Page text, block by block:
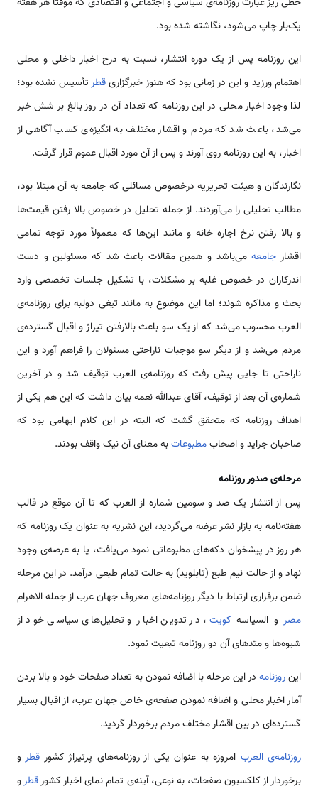
خطی ریز عبارت روزنامه‌ی سیاسی و اجتماعی و اقتصادی که موقتاً هر هفته
یک‌بار چاپ می‌شود، نگاشته شده بود.
این روزنامه پس از یک دوره انتشار، نسبت به درج اخبار داخلی و محلی
اهتمام ورزید و این در زمانی بود که هنوز خبرگزاریقطرتأسیس نشده بود؛
لذا وجود اخبار محلی در این روزنامه که تعداد آن‌ در روز بالغ بر شش خبر
می‌شد، باعث شد که مردم و اقشار مختلف به انگیزه‌ی کسب آگاهی از
اخبار، به این روزنامه روی آورند و پس از آن مورد اقبال عموم قرار گرفت.
نگارندگان و هیئت تحریریه درخصوص مسائلی كه جامعه به آن مبتلا بود،
مطالب تحلیلی را می‌آوردند. از جمله تحلیل در خصوص بالا رفتن قیمت‌ها
و بالا رفتن نرخ اجاره خانه و مانند این‌ها که معمولاً مورد توجه تمامی‌
اقشار جامعهمی‌باشد و همین مقالات باعث شد که مسئولین و دست
اندرکاران در خصوص غلبه بر مشکلات، با تشکیل جلسات تخصصی وارد
بحث و مذاکره شوند؛ اما این موضوع به مانند تیغی دولبه برای روزنامه‌ی
العرب محسوب می‌شد که از یک سو باعث بالارفتن تیراژ و اقبال گسترده‌ی
مردم می‌شد و از دیگر سو موجبات ناراحتی مسئولان را فراهم آورد و این
ناراحتی تا جایی پیش رفت که روزنامه‌ی العرب توقیف شد و در آخرین
شماره‌ی آن بعد از توقیف، آقای عبدالله نعمه بیان داشت که این هم یکی از
اهداف روزنامه که متحقق گشت که البته در این کلام ایهامی‌ بود که
صاحبان جراید و اصحابمطبوعاتبه معنای آن نیک واقف بودند.
مرحله‌ی صدور روزنامه
پس از انتشار یک صد و سومین شماره از العرب که تا آن موقع در قالب
هفته‌نامه به بازار نشر عرضه می‌گردید، این نشریه به عنوان یک روزنامه که
هر روز در پیشخوان دکه‌های مطبوعاتی نمود می‌یافت، پا به عرصه‌ی وجود
نهاد و از حالت نیم طبع (تابلوید) به حالت تمام طبعی درآمد. در این مرحله
ضمن برقراری ارتباط با دیگر روزنامه‌های معروف جهان عرب از جمله الاهرام
مصرو السیاسه کویت ، در تدوین اخبار و تحلیل‌های سیاسی خود از
شیوه‌ها و متدهای آن دو روزنامه تبعیت نمود.
اینروزنامه در این مرحله با اضافه نمودن به تعداد صفحات خود و بالا بردن
آمار اخبار محلی و اضافه نمودن صفحه‌ی خاص جهان عرب، از اقبال بسیار
گسترده‌ای در بین اقشار مختلف مردم برخوردار گردید.
روزنامه‌ی العرب امروزه به عنوان یکی از روزنامه‌های پرتیراژ کشور قطرو
برخوردار از کلکسیون صفحات، به نوعی، آینه‌ی تمام نمای اخبار کشورقطرو